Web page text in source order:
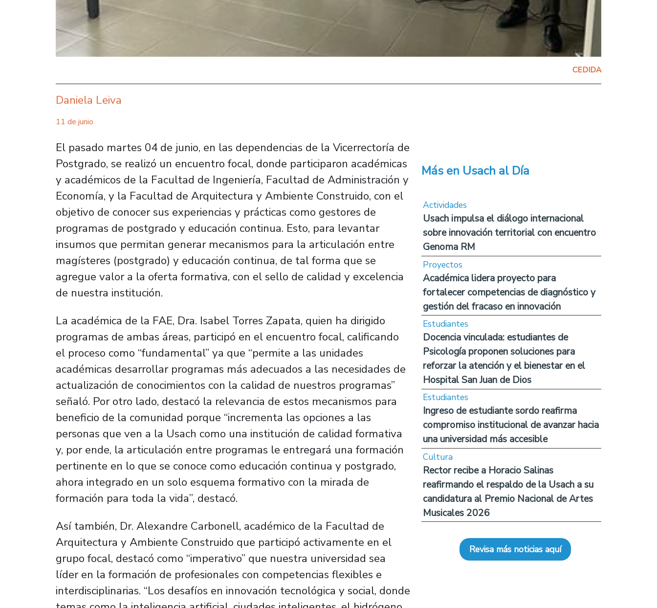
CEDIDA
Daniela Leiva
11 de junio
El pasado martes 04 de junio, en las dependencias de la Vicerrectoría de
Postgrado, se realizó un encuentro focal, donde participaron académicas
y académicos de la Facultad de Ingeniería, Facultad de Administración y
Economía, y la Facultad de Arquitectura y Ambiente Construido, con el
objetivo de conocer sus experiencias y prácticas como gestores de
programas de postgrado y educación continua. Esto, para levantar
insumos que permitan generar mecanismos para la articulación entre
magísteres (postgrado) y educación continua, de tal forma que se
agregue valor a la oferta formativa, con el sello de calidad y excelencia
de nuestra institución.
La académica de la FAE, Dra. Isabel Torres Zapata, quien ha dirigido
programas de ambas áreas, participó en el encuentro focal, calificando
el proceso como “fundamental” ya que “permite a las unidades
académicas desarrollar programas más adecuados a las necesidades de
actualización de conocimientos con la calidad de nuestros programas”
señaló. Por otro lado, destacó la relevancia de estos mecanismos para
beneficio de la comunidad porque “incrementa las opciones a las
personas que ven a la Usach como una institución de calidad formativa
y, por ende, la articulación entre programas le entregará una formación
pertinente en lo que se conoce como educación continua y postgrado,
ahora integrado en un solo esquema formativo con la mirada de
formación para toda la vida”, destacó.
Así también, Dr. Alexandre Carbonell, académico de la Facultad de
Arquitectura y Ambiente Construido que participó activamente en el
grupo focal, destacó como “imperativo” que nuestra universidad sea
líder en la formación de profesionales con competencias flexibles e
interdisciplinarias. “Los desafíos en innovación tecnológica y social, donde
Más en Usach al Día
Actividades
Usach impulsa el diálogo internacional
sobre innovación territorial con encuentro
Genoma RM
Proyectos
Académica lidera proyecto para
fortalecer competencias de diagnóstico y
gestión del fracaso en innovación
Estudiantes
Docencia vinculada: estudiantes de
Psicología proponen soluciones para
reforzar la atención y el bienestar en el
Hospital San Juan de Dios
Estudiantes
Ingreso de estudiante sordo reafirma
compromiso institucional de avanzar hacia
una universidad más accesible
Cultura
Rector recibe a Horacio Salinas
reafirmando el respaldo de la Usach a su
candidatura al Premio Nacional de Artes
Musicales 2026
Revisa más noticias aquí